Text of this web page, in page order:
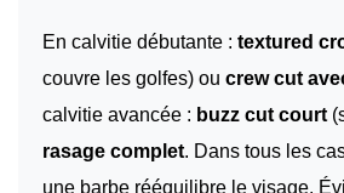
En calvitie débutante : textured
couvre les golfes) ou crew cut
calvitie avancée : buzz cut court
rasage complet. Dans tous les
une barbe rééquilibre le visage.